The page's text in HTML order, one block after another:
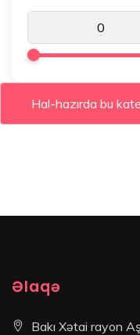
Hal-hazırda bu
Əlaqə
Bakı Xətai rayon